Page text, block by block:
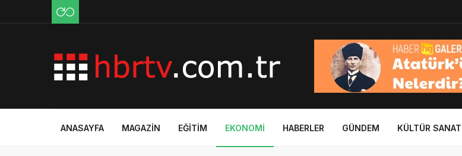
ANASAYFA MAGAZIN EĞITIM EKONOMI HABERLER GÜNDEM KÜLTÜR SANAT